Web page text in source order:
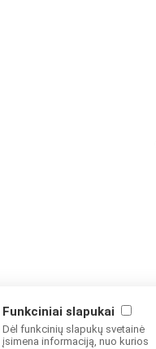
Funkciniai slapukai
Dėl funkcinių slapukų svetainė
įsimena informaciją, nuo kurios